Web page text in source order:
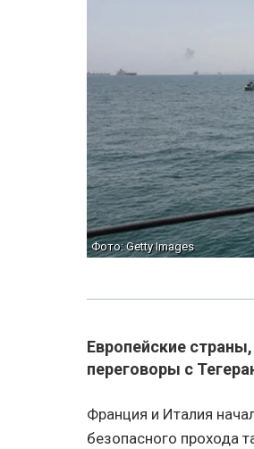
Фото: Getty Images
Европейские
переговоры с
Франция и Италия
безопасного прохода